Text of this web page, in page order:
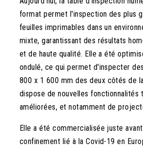
format permet l'inspection des plus
feuilles imprimables dans un
mixte, garantissant des résultats
et de haute qualité. Elle a été
ondulé, ce qui permet d'inspecter
800 x 1 600 mm des deux côtés de
dispose de nouvelles fonctionnalités
améliorées, et notamment de
Elle a été commercialisée juste
confinement lié à la Covid-19 en